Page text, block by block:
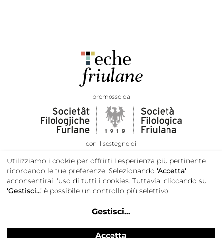
promosso da
con il sostegno di
Utilizziamo i cookie per offrirti l'esperienza più pertinente
ricordando le tue preferenze. Selezionando 'Accetta',
acconsentirai l'uso di tutti i cookies. Tuttavia, cliccando su
'Gestisci...' è possibile un controllo più selettivo.
Gestisci...
Accetta